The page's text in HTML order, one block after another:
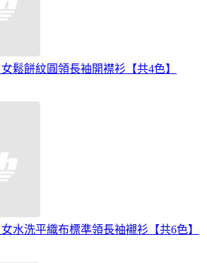
鬆餅紋圓領長袖開襟衫【共4色】
水洗平織布標準領長袖襯衫【共6色】